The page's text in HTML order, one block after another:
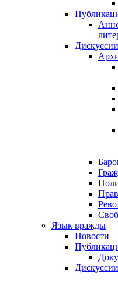
Дискуссии
Язык вражды
Новости
Дискуссии